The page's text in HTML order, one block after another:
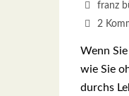
franz
2
Wenn
wie Sie
durchs